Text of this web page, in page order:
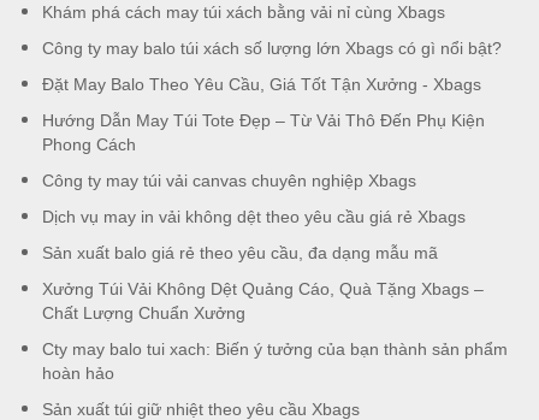
Khám phá cách may túi xách bằng vải nỉ cùng Xbags
Công ty may balo túi xách số lượng lớn Xbags có gì nổi bật?
Đặt May Balo Theo Yêu Cầu, Giá Tốt Tận Xưởng - Xbags
Hướng Dẫn May Túi Tote Đẹp – Từ Vải Thô Đến Phụ Kiện
Phong Cách
Công ty may túi vải canvas chuyên nghiệp Xbags
Dịch vụ may in vải không dệt theo yêu cầu giá rẻ Xbags
Sản xuất balo giá rẻ theo yêu cầu, đa dạng mẫu mã
Xưởng Túi Vải Không Dệt Quảng Cáo, Quà Tặng Xbags –
Chất Lượng Chuẩn Xưởng
Cty may balo tui xach: Biến ý tưởng của bạn thành sản phẩm
hoàn hảo
Sản xuất túi giữ nhiệt theo yêu cầu Xbags